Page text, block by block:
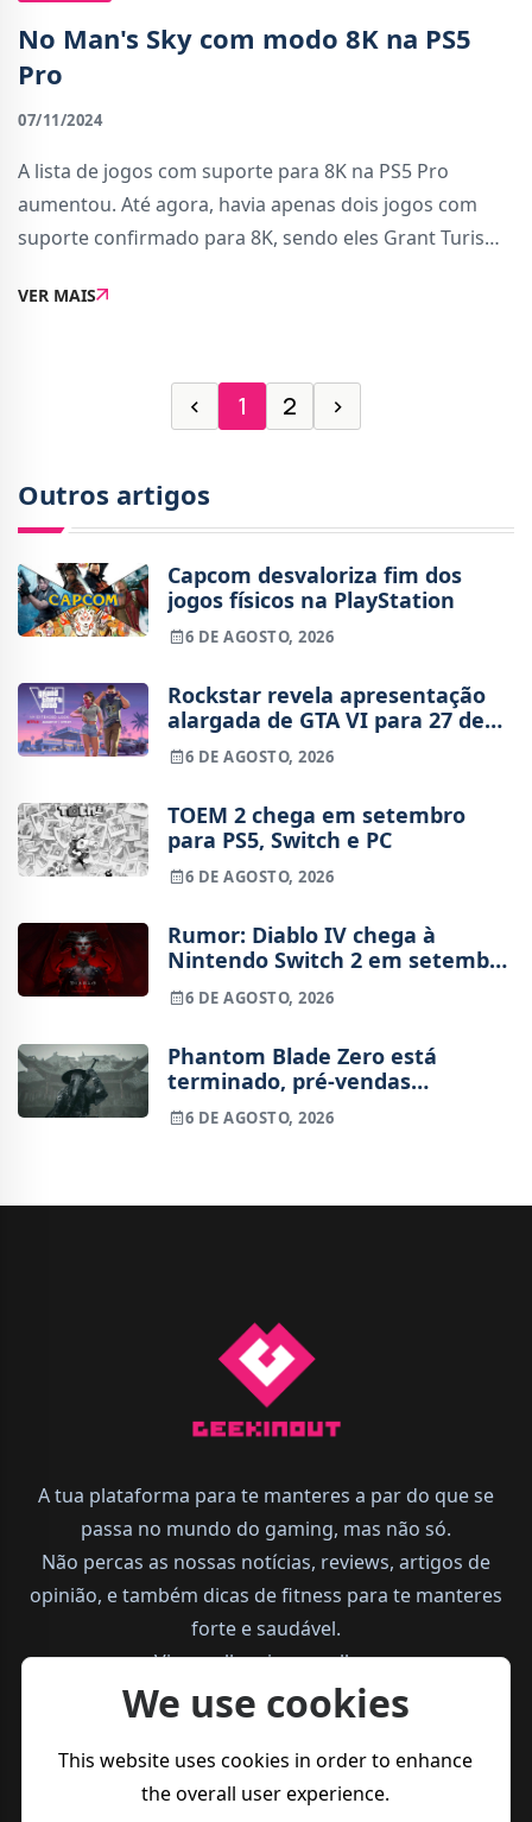
No Man's Sky com modo 8K na PS5
Pro
07/11/2024
A lista de jogos com suporte para 8K na PS5 Pro
aumentou. Até agora, havia apenas dois jogos com
suporte confirmado para 8K, sendo eles Grant Turismo
suporte confirmado para 8K.O anuncio veio atravé
VER MAIS
‹ 1 2 ›
Outros artigos
Capcom desvaloriza fim dos
jogos físicos na PlayStation
6 DE AGOSTO, 2026
Rockstar revela apresentação
alargada de GTA VI para 27 de
agosto
6 DE AGOSTO, 2026
TOEM 2 chega em setembro
para PS5, Switch e PC
6 DE AGOSTO, 2026
Rumor: Diablo IV chega à
Nintendo Switch 2 em setembro
e vai custar o preço de um jogo
novo
6 DE AGOSTO, 2026
Phantom Blade Zero está
terminado, pré-vendas
começam na próxima semana
6 DE AGOSTO, 2026
A tua plataforma para te manteres a par do que se
passa no mundo do gaming, mas não só.
Não percas as nossas notícias, reviews, artigos de
opinião, e também dicas de fitness para te manteres
forte e saudável.
Vive melhor, joga melhor.
We use cookies
This website uses cookies in order to enhance
the overall user experience.